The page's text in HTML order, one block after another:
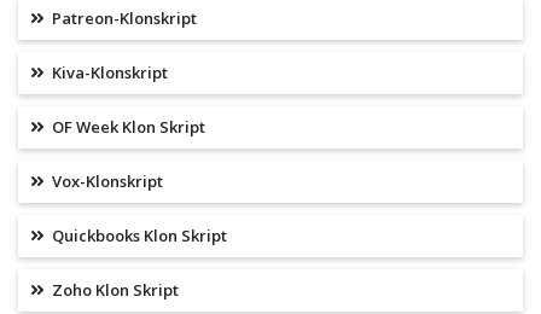
Patreon-Klonskript
Kiva-Klonskript
OF Week Klon Skript
Vox-Klonskript
Quickbooks Klon Skript
Zoho Klon Skript